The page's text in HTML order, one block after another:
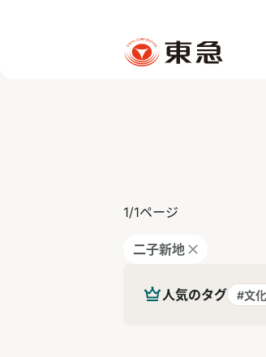
1/1ページ
二子新地
人気のタグ #文